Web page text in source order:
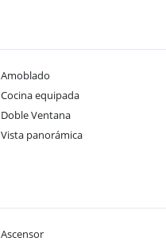
Amoblado
Cocina equipada
Doble Ventana
Vista panorámica
Ascensor